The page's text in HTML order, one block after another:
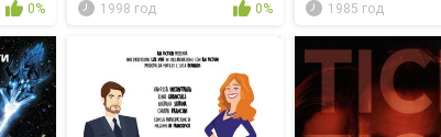
0% 1998 год 0% 1985 год